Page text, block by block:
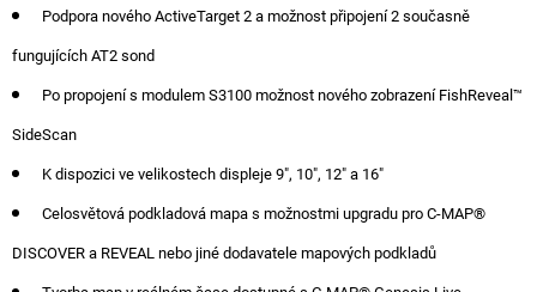
Podpora nového ActiveTarget 2 a možnost připojení 2 současně
fungujících AT2 sond
Po propojení s modulem S3100 možnost nového zobrazení FishReveal™
SideScan
K dispozici ve velikostech displeje 9", 10", 12" a 16"
Celosvětová podkladová mapa s možnostmi upgradu pro C-MAP®
DISCOVER a REVEAL nebo jiné dodavatele mapových podkladů